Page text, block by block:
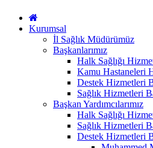
Kurumsal
İl Sağlık Müdürümüz
Başkanlarımız
Halk Sağlığı
Kamu Hastaneleri
Destek Hizmetleri
Sağlık Hizmetleri
Başkan Yardımcılarımız
Halk Sağlığı
Sağlık Hizmetleri
Destek Hizmetleri